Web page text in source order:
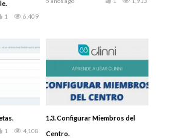
6,409
1
4,108
1
1.3. Configurar Miembros del
Centro.